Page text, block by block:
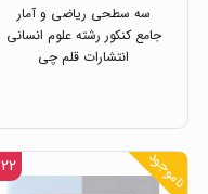
سه سطحی ریاضی و آمار
جامع کنکور رشته علوم انسانی
انتشارات قلم چی
ناموجود ۲۲ %